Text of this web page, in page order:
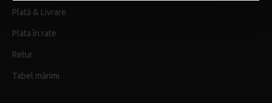
Plată & Livrare
Plata în rate
Retur
Tabel mărimi